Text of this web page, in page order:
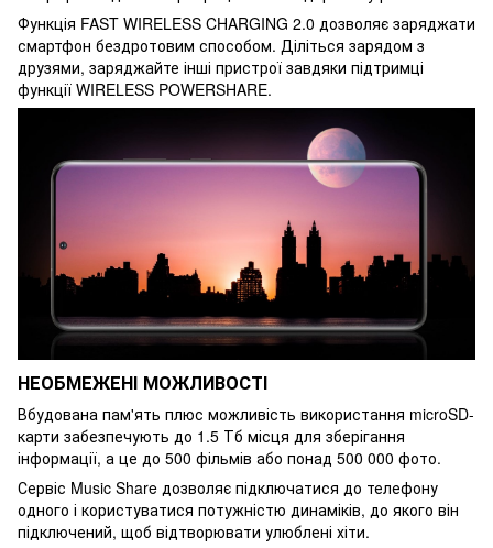
Функція FAST WIRELESS CHARGING 2.0 дозволяє заряджати
смартфон бездротовим способом. Діліться зарядом з
друзями, заряджайте інші пристрої завдяки підтримці
функції WIRELESS POWERSHARE.
НЕОБМЕЖЕНІ МОЖЛИВОСТІ
Вбудована пам'ять плюс можливість використання microSD-
карти забезпечують до 1.5 Тб місця для зберігання
інформації, а це до 500 фільмів або понад 500 000 фото.
Сервіс Music Share дозволяє підключатися до телефону
одного і користуватися потужністю динаміків, до якого він
підключений, щоб відтворювати улюблені хіти.